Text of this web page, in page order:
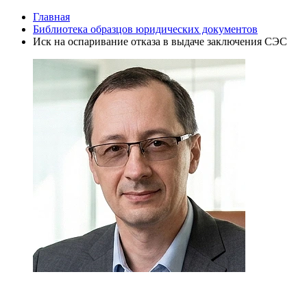
Главная
Библиотека образцов юридических документов
Иск на оспаривание отказа в выдаче заключения СЭС